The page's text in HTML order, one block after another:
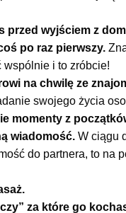
przed wyjściem z
po raz pierwszy.
i to zróbcie!
na chwilę ze
swojego życia
momenty z
wiadomość. W ciągu
do partnera, to na
za które go